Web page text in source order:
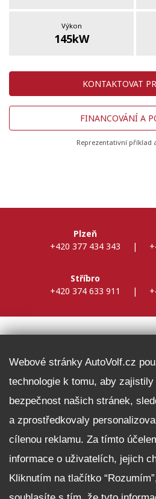
Výkon
145kW
KONTAKTOVAT
FINANCOVÁNÍ A
Reprezentativní příklad
Plzeň
+420 377 434 343
|
Stříbro
+420 374 633 911
|
Fleet program
Nabídka
Facebook
Reklamační
Zásady zpracování osobních
Upozornění pro věřitele a
Nastavení
Webové stránky AutoVolf.cz
technologie k tomu, aby
bezpečnost našich stránek,
a zprostředkovaly
cílenou reklamu. Za tímto
informace o uživatelích, jejich
Kliknutím na tlačítko